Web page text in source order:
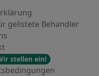
gelistete Behandler
stellen ein!